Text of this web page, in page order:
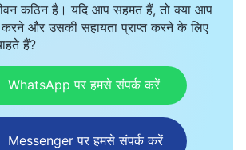
कठिन है। यदि आप सहमत हैं, तो क्या आप
करने और उसकी सहायता प्राप्त करने के लिए
हैं?
WhatsApp पर हमसे संपर्क करें
Messenger पर हमसे संपर्क करें